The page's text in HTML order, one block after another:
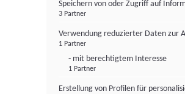
Speichern von oder Zugriff auf
3 Partner
Verwendung reduzierter Daten zur
1 Partner
- mit berechtigtem Interesse
1 Partner
Erstellung von Profilen für